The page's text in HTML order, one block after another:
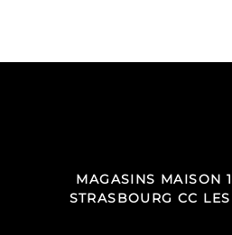
MAGASINS MAISON
STRASBOURG CC